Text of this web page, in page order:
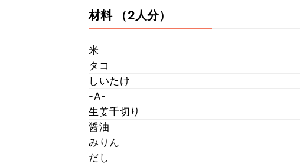
材料 （2人分）
米
タコ
しいたけ
-A-
生姜千切り
醤油
みりん
だし